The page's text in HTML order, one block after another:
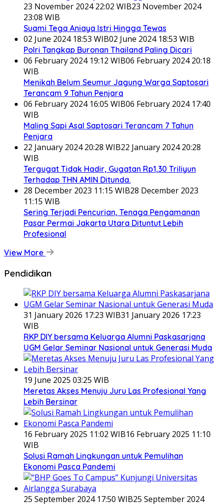
23 November 2024 22:02 WIB23 November 2024
23:08 WIB
Suami Tega Aniaya Istri Hingga Tewas
02 June 2024 18:53 WIB02 June 2024 18:53 WIB
Polri Tangkap Buronan Thailand Paling Dicari
06 February 2024 19:12 WIB06 February 2024 20:18
WIB
Menikah Belum Seumur Jagung Warga Saptosari
Terancam 9 Tahun Penjara
06 February 2024 16:05 WIB06 February 2024 17:40
WIB
Maling Sapi Asal Saptosari Terancam 7 Tahun
Penjara
22 January 2024 20:28 WIB22 January 2024 20:28
WIB
Tergugat Tidak Hadir, Gugatan Rp1,30 Triliyun
Terhadap THN AMIN Ditunda.
28 December 2023 11:15 WIB28 December 2023
11:15 WIB
Sering Terjadi Pencurian, Tenaga Pengamanan
Pasar Permai Jakarta Utara Dituntut Lebih
Profesional
View More
Pendidikan
31 January 2026 17:23 WIB31 January 2026 17:23
WIB
RKP DIY bersama Keluarga Alumni Paskasarjana
UGM Gelar Seminar Nasional untuk Generasi Muda
19 June 2025 03:25 WIB
Meretas Akses Menuju Juru Las Profesional Yang
Lebih Bersinar
16 February 2025 11:02 WIB16 February 2025 11:10
WIB
Solusi Ramah Lingkungan untuk Pemulihan
Ekonomi Pasca Pandemi
25 September 2024 17:50 WIB25 September 2024